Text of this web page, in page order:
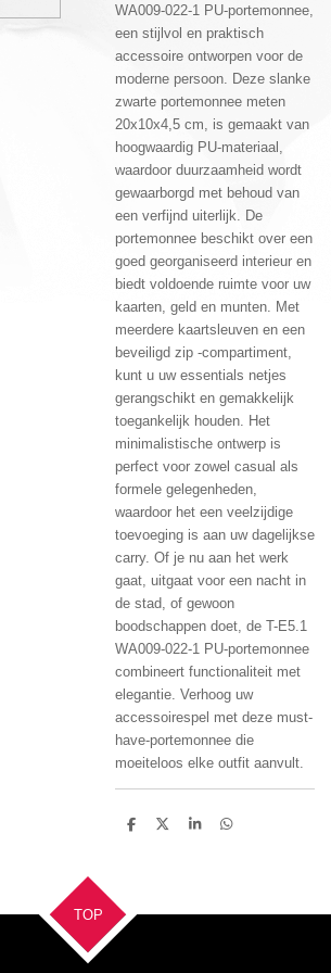
WA009-022-1 PU-portemonnee,
een stijlvol en praktisch
accessoire ontworpen voor de
moderne persoon. Deze slanke
zwarte portemonnee meten
20x10x4,5 cm, is gemaakt van
hoogwaardig PU-materiaal,
waardoor duurzaamheid wordt
gewaarborgd met behoud van
een verfijnd uiterlijk. De
portemonnee beschikt over een
goed georganiseerd interieur en
biedt voldoende ruimte voor uw
kaarten, geld en munten. Met
meerdere kaartsleuven en een
beveiligd zip -compartiment,
kunt u uw essentials netjes
gerangschikt en gemakkelijk
toegankelijk houden. Het
minimalistische ontwerp is
perfect voor zowel casual als
formele gelegenheden,
waardoor het een veelzijdige
toevoeging is aan uw dagelijkse
carry. Of je nu aan het werk
gaat, uitgaat voor een nacht in
de stad, of gewoon
boodschappen doet, de T-E5.1
WA009-022-1 PU-portemonnee
combineert functionaliteit met
elegantie. Verhoog uw
accessoirespel met deze must-
have-portemonnee die
moeiteloos elke outfit aanvult.
D
D
S
D
TOP